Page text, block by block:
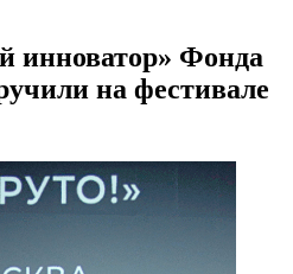
инноватор» Фонда
на фестивале